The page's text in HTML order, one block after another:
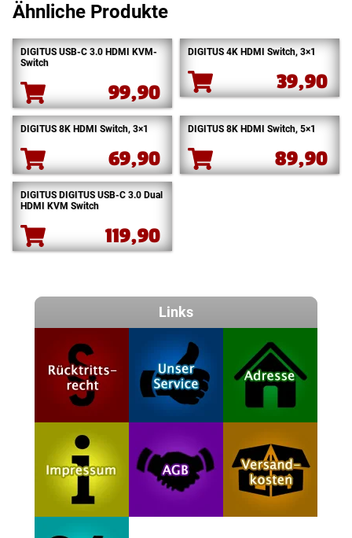
Ähnliche Produkte
DIGITUS USB-C 3.0 HDMI KVM-
Switch
99,90
DIGITUS 4K HDMI Switch, 3×1
39,90
DIGITUS 8K HDMI Switch, 3×1
69,90
DIGITUS 8K HDMI Switch, 5×1
89,90
DIGITUS DIGITUS USB-C 3.0 Dual
HDMI KVM Switch
119,90
Links